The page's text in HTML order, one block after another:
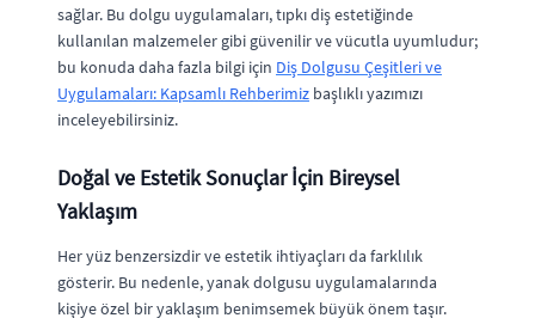
sağlar. Bu dolgu uygulamaları, tıpkı diş estetiğinde
kullanılan malzemeler gibi güvenilir ve vücutla uyumludur;
bu konuda daha fazla bilgi için Diş Dolgusu Çeşitleri ve
Uygulamaları: Kapsamlı Rehberimiz başlıklı yazımızı
inceleyebilirsiniz.
Doğal ve Estetik Sonuçlar İçin Bireysel
Yaklaşım
Her yüz benzersizdir ve estetik ihtiyaçları da farklılık
gösterir. Bu nedenle, yanak dolgusu uygulamalarında
kişiye özel bir yaklaşım benimsemek büyük önem taşır.